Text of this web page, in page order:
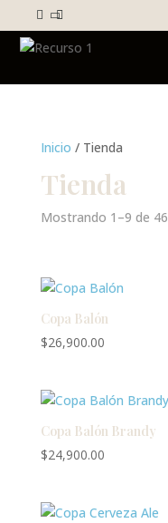
 
Inicio / Tienda
Tienda
Mostrando 1–9 de
Copa Balón
$26,900.00
Copa Balón Brandy
$24,900.00